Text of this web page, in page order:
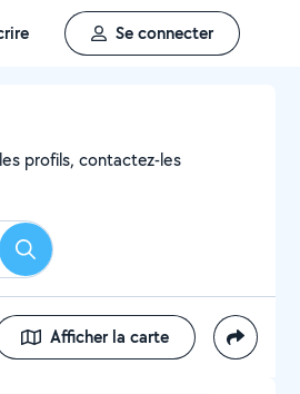
Se connecter
profils, contactez-les
Rechercher
Afficher la carte